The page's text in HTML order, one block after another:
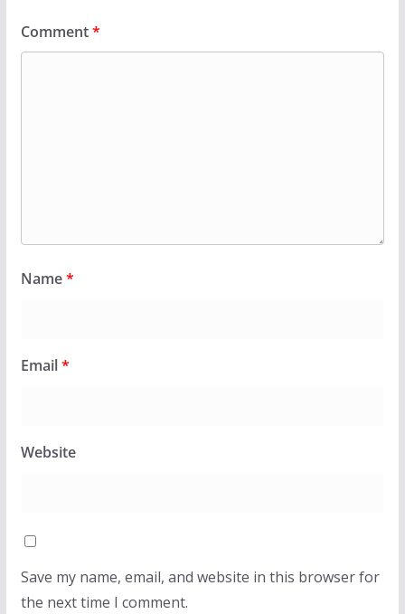
Comment*
Name*
Email*
Website
Save my name, email, and website in this browser for
the next time I comment.